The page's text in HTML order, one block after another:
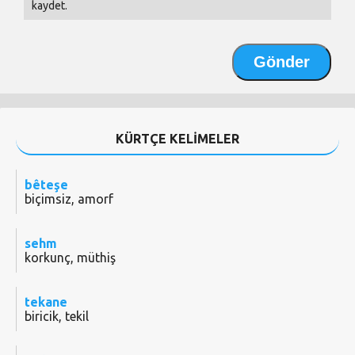
kaydet.
KÜRTÇE KELİMELER
bêteşe
biçimsiz, amorf
sehm
korkunç, müthiş
tekane
biricik, tekil